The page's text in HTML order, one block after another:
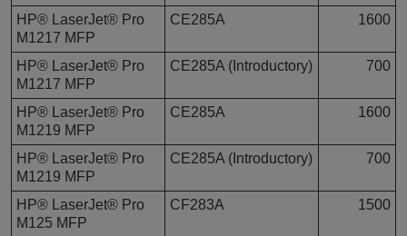
HP® LaserJet® Pro
M1217 MFP
CE285A 1600
HP® LaserJet® Pro
M1217 MFP
CE285A (Introductory) 700
HP® LaserJet® Pro
M1219 MFP
CE285A 1600
HP® LaserJet® Pro
M1219 MFP
CE285A (Introductory) 700
HP® LaserJet® Pro
M125 MFP
CF283A 1500